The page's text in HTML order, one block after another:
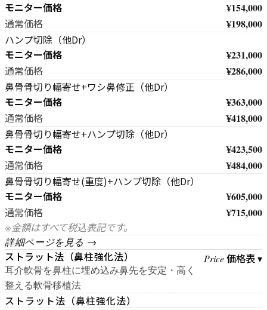
モニター価格 ¥154,000
通常価格 ¥198,000
ハンプ切除（他Dr）
モニター価格 ¥231,000
通常価格 ¥286,000
鼻骨骨切り幅寄せ+ワシ鼻修正（他Dr）
モニター価格 ¥363,000
通常価格 ¥418,000
鼻骨骨切り幅寄せ+ハンプ切除（他Dr）
モニター価格 ¥423,500
通常価格 ¥484,000
鼻骨骨切り幅寄せ(重度)+ハンプ切除（他Dr）
モニター価格 ¥605,000
通常価格 ¥715,000
※金額はすべて税込表記です。
詳細ページを見る →
ストラット法（鼻柱強化法）
耳介軟骨を鼻柱に埋め込み鼻先を安定・高く
整える軟骨移植法
Price価格表 ▾
ストラット法（鼻柱強化法）